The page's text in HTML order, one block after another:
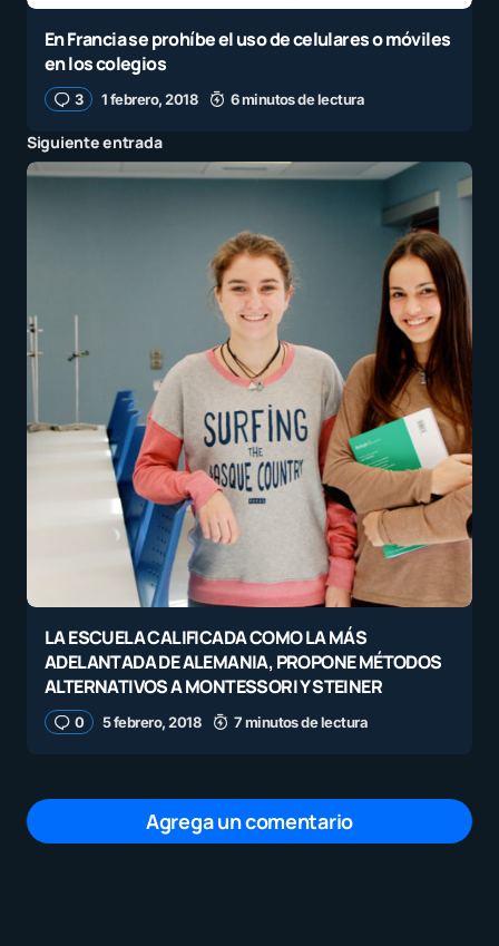
En Francia se prohíbe el uso de celulares o móviles
en los colegios
3 1 febrero, 2018 6 minutos de lectura
Siguiente entrada
LA ESCUELA CALIFICADA COMO LA MÁS
ADELANTADA DE ALEMANIA, PROPONE MÉTODOS
ALTERNATIVOS A MONTESSORI Y STEINER
0 5 febrero, 2018 7 minutos de lectura
Agrega un comentario